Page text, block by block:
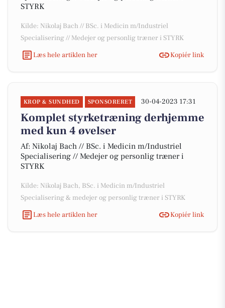
STYRK
Kilde: Nikolaj Bach // BSc. i Medicin m/Industriel
Specialisering // Medejer og personlig træner i STYRK
Læs hele artiklen her
Kopiér link
KROP & SUNDHED SPONSORERET 30-04-2023 17:31
Komplet styrketræning derhjemme
med kun 4 øvelser
Af: Nikolaj Bach // BSc. i Medicin m/Industriel
Specialisering // Medejer og personlig træner i
STYRK
Kilde: Nikolaj Bach, BSc. i Medicin m/Industriel
Specialisering & medejer og personlig træner i STYRK
Læs hele artiklen her
Kopiér link